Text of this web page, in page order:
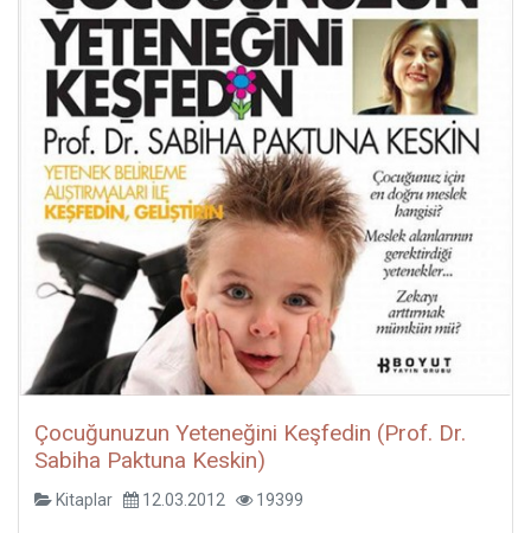
Çocuğunuzun Yeteneğini Keşfedin (Prof. Dr.
Sabiha Paktuna Keskin)
Kitaplar 12.03.2012 19399